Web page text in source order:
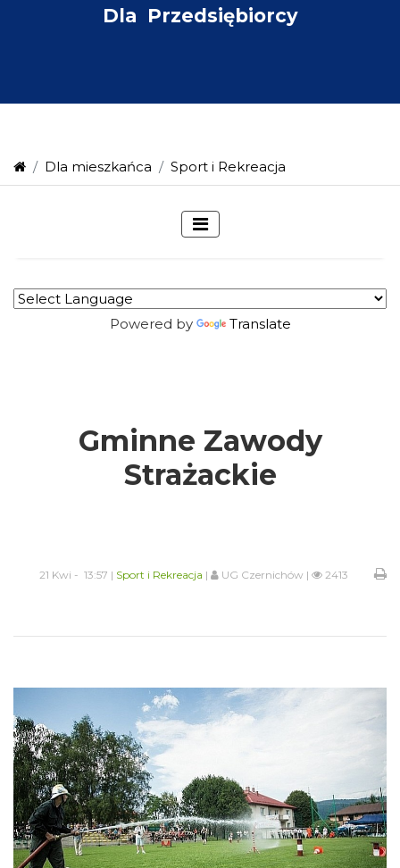
Dla Przedsiębiorcy
Dla mieszkańca Sport i Rekreacja
Powered by Translate
Gminne Zawody
Strażackie
21 Kwi - 13:57 | Sport i Rekreacja | UG Czernichów | 2413